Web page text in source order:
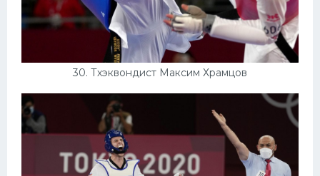
30. Тхэквондист Максим Храмцов